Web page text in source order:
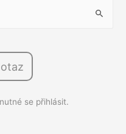
se přihlásit.